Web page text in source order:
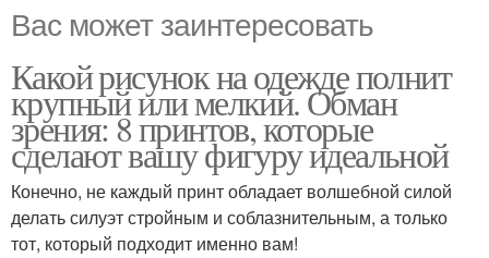
Вас может заинтересовать
Какой рисунок на одежде полнит
крупный или мелкий. Обман
зрения: 8 принтов, которые
сделают вашу фигуру идеальной
Конечно, не каждый принт обладает волшебной силой
делать силуэт стройным и соблазнительным, а только
тот, который подходит именно вам!